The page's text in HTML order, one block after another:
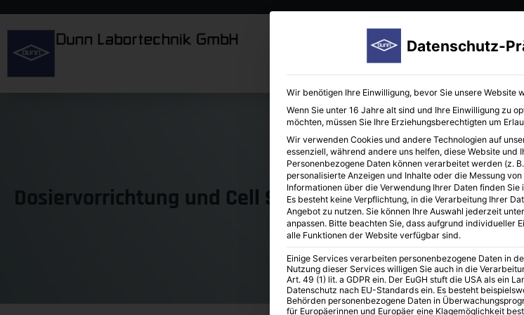
Hersteller
Dosiervorrichtung und Cell Syringes
Datenschutz-
Wir benötigen Ihre Einwilligung, bevor Sie unsere Website
Wenn Sie unter 16 Jahre alt sind und Ihre Einwilligung zu
möchten, müssen Sie Ihre Erziehungsberechtigten um
Wir verwenden Cookies und andere Technologien auf
essenziell, während andere uns helfen, diese Website und
Personenbezogene Daten können verarbeitet werden (z.
personalisierte Anzeigen und Inhalte oder die Messung
Informationen über die Verwendung Ihrer Daten finden Sie
Es besteht keine Verpflichtung, in die Verarbeitung Ihrer
Angebot zu nutzen. Sie können Ihre Auswahl jederzeit unter
anpassen. Bitte beachten Sie, dass aufgrund individueller
alle Funktionen der Website verfügbar sind.
Einige Services verarbeiten personenbezogene Daten in
Nutzung dieser Services willigen Sie auch in die
Art. 49 (1) lit. a GDPR ein. Der EuGH stuft die USA als ein
Datenschutz nach EU-Standards ein. Es besteht
Behörden personenbezogene Daten in
für Europäerinnen und Europäer eine Klagemöglichkeit